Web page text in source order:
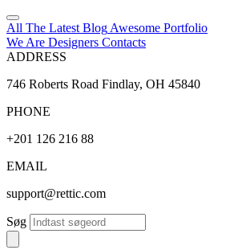
All The Latest Blog Awesome Portfolio
We Are Designers Contacts
ADDRESS
746 Roberts Road Findlay, OH 45840
PHONE
+201 126 216 88
EMAIL
support@rettic.com
Søg